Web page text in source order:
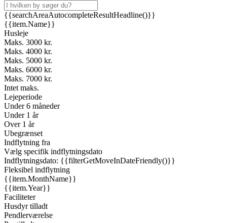
{{searchAreaAutocompleteResultHeadline()}}
{{item.Name}}
Husleje
Maks. 3000 kr.
Maks. 4000 kr.
Maks. 5000 kr.
Maks. 6000 kr.
Maks. 7000 kr.
Intet maks.
Lejeperiode
Under 6 måneder
Under 1 år
Over 1 år
Ubegrænset
Indflytning fra
Vælg specifik indflytningsdato
Indflytningsdato: {{filterGetMoveInDateFriendly()}}
Fleksibel indflytning
{{item.MonthName}}
{{item.Year}}
Faciliteter
Husdyr tilladt
Pendlerværelse